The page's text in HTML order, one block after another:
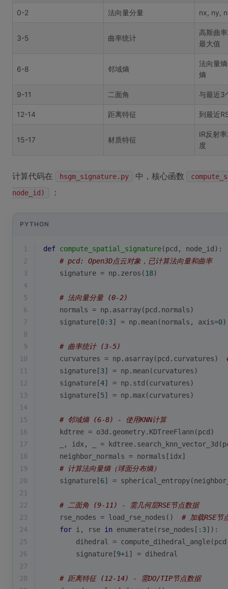
0-2 法向量分量 nx, ny,
3-5 曲率统计
高斯曲
最大值
6-8 邻域熵
法向量
熵
9-11 二面角 与最近3
12-14 距离特征 到最近
15-17 材质特征
IR反射
度
计算代码在 hsgm_signature.py 中，核心函数
node_id)
：
PYTHON
1 def compute_spatial_signature(pcd, node_id ):
2
# pcd: Open3D点云对象，已计算法向量和曲率
3
    signature = np.zeros(
18)
4
5
# 法向量分量 (0-2)
6
    normals = np.asarray(pcd.normals)
7
    signature[
0: 3] = np.mean(normals, axis=0)
8
9
# 曲率统计 (3-5)
10
    curvatures = np.asarray(pcd.curvatures)
11
    signature[
3] = np.mean(curvatures)
12
    signature[
4] = np.std(curvatures)
13
    signature[
5] = np. max(curvatures)
14
15
# 邻域熵 (6-8) - 使用KNN计算
16
    kdtree = o3d.geometry.KDTreeFlann(pcd)
17
_, idx, _ =
18
    neighbor_normals = normals[idx]
19
# 计算法向量熵（球面分布熵）
20
    signature[
6] =
21
22
# 二面角 (9-11) - 需几何层RSE节点数据
23
    rse_nodes = load_rse_nodes()
# 加载RSE节
24
for i, rse in enumerate(rse_nodes[: 3]):
25
dihedral =
26
        signature[
9+i] = dihedral
27
28
# 距离特征 (12-14) - 需DO/TIP节点数据